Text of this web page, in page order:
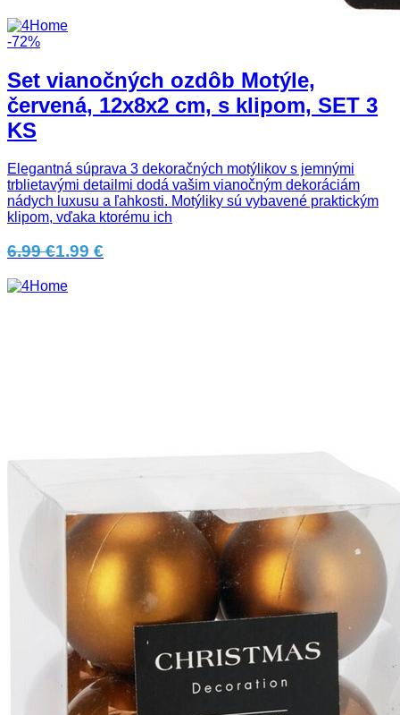
-72%
Set vianočných ozdôb Motýle,
červená, 12x8x2 cm, s klipom, SET 3
KS
Elegantná súprava 3 dekoračných motýlikov s jemnými
trblietavými detailmi dodá vašim vianočným dekoráciám
nádych luxusu a ľahkosti. Motýliky sú vybavené praktickým
klipom, vďaka ktorému ich
6.99 €1.99 €